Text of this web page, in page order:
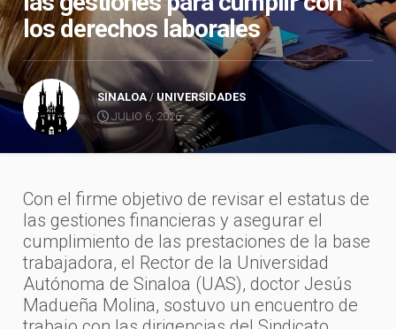
los derechos laborales
SINALOA / UNIVERSIDADES
JULIO 6, 2026
Con el firme objetivo de revisar el estatus de
las gestiones financieras y asegurar el
cumplimiento de las prestaciones de la base
trabajadora, el Rector de la Universidad
Autónoma de Sinaloa (UAS), doctor Jesús
Madueña Molina, sostuvo un encuentro de